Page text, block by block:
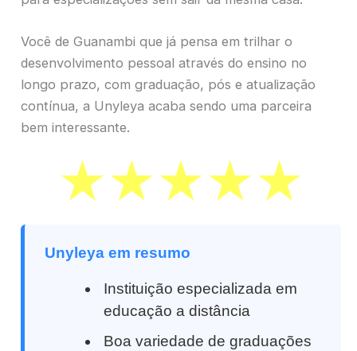
Você de Guanambi que já pensa em trilhar o
desenvolvimento pessoal através do ensino no
longo prazo, com graduação, pós e atualização
contínua, a Unyleya acaba sendo uma parceira
bem interessante.
Unyleya em resumo
Instituição especializada em
educação a distância
Boa variedade de graduações